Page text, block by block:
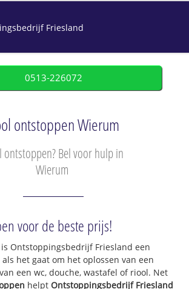
Friesland
0513-226072
ontstoppen Wierum
ontstoppen? Bel voor hulp in
Wierum
voor de beste prijs!
Ontstoppingsbedrijf Friesland een
het gaat om het oplossen van een
een wc, douche, wastafel of riool. Net
helptOntstoppingsbedrijf Friesland